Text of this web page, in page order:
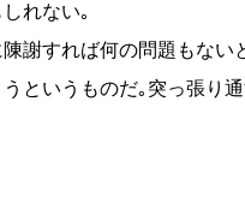
れない｡
謝すれば何の問題もない
というものだ｡突っ張り